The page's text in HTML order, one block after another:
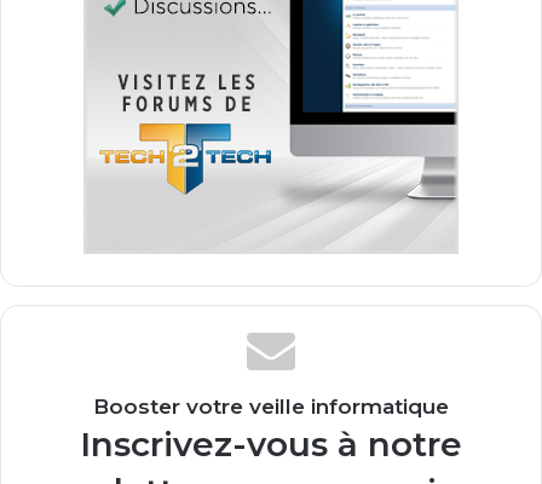
Booster votre veille informatique
Inscrivez-vous à notre